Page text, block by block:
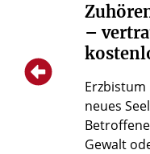
–
neues
Gewalt